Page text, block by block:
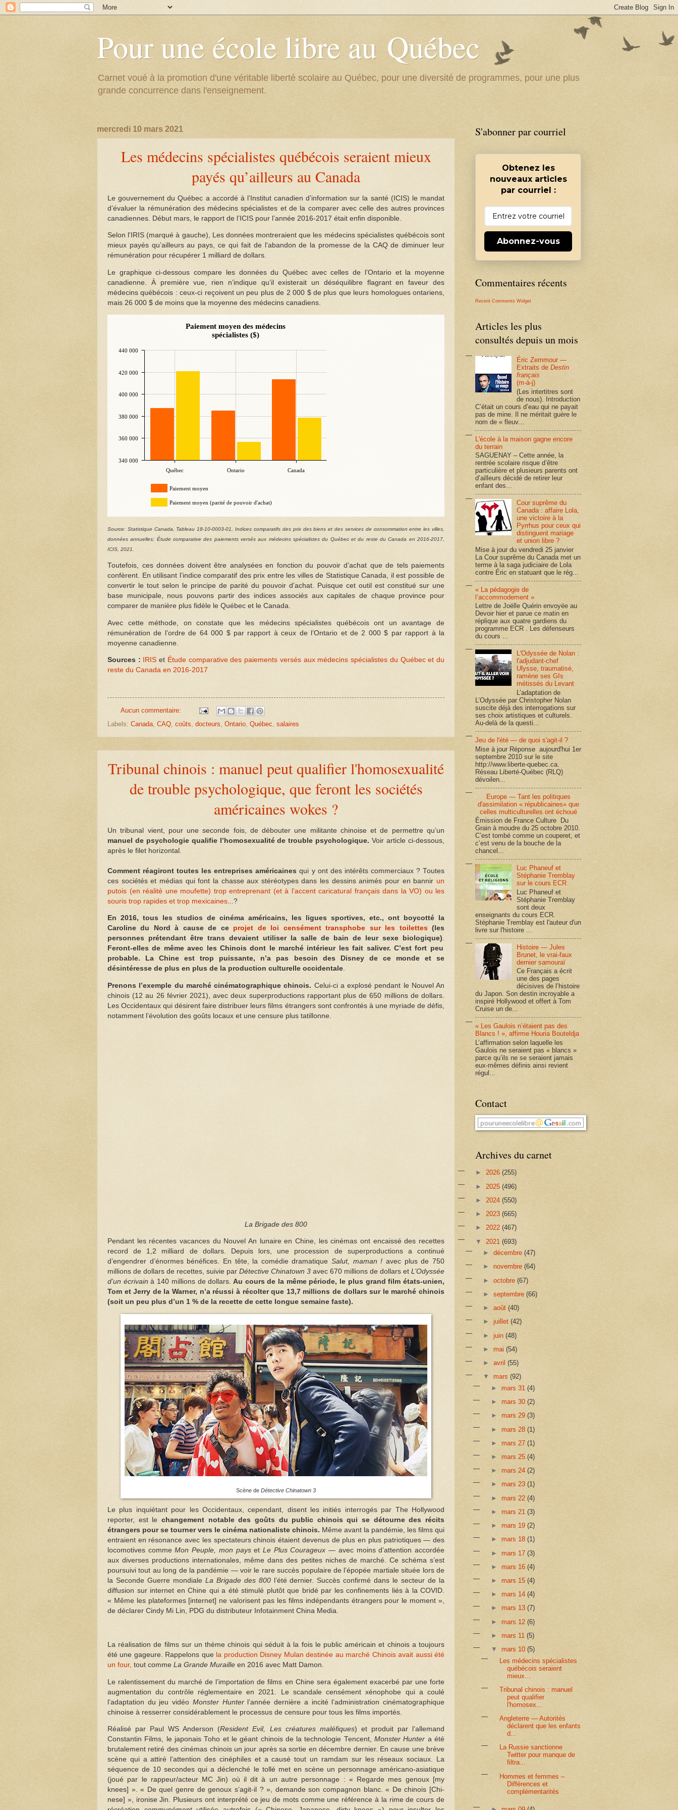
Pour une école libre au Québec
Carnet voué à la promotion d'une véritable liberté scolaire au Québec, pour une diversité de programmes, pour une plus
grande concurrence dans l'enseignement.
mercredi 10 mars 2021
Les médecins spécialistes québécois seraient mieux
payés qu’ailleurs au Canada
Le gouvernement du Québec a accordé à l’Institut canadien d’information sur la santé (ICIS) le mandat
d’évaluer la rémunération des médecins spécialistes et de la comparer avec celle des autres provinces
canadiennes. Début mars, le rapport de l’ICIS pour l’année 2016-2017 était enfin disponible.
Selon l'IRIS (marqué à gauche), Les données montreraient que les médecins spécialistes québécois sont
mieux payés qu’ailleurs au pays, ce qui fait de l'abandon de la promesse de la CAQ de diminuer leur
rémunération pour récupérer 1 milliard de dollars.
Le graphique ci-dessous compare les données du Québec avec celles de l’Ontario et la moyenne
canadienne. À première vue, rien n’indique qu’il existerait un déséquilibre flagrant en faveur des
médecins québécois : ceux-ci reçoivent un peu plus de 2 000 $ de plus que leurs homologues ontariens,
mais 26 000 $ de moins que la moyenne des médecins canadiens.
Paiement moyen des médecins
spécialistes ($)
Québec Ontario Canada
340 000
360 000
380 000
400 000
420 000
440 000
Paiement moyen
Paiement moyen (parité de pouvoir d'achat)
Source: Statistique Canada, Tableau 18-10-0003-01, Indices comparatifs des prix des biens et des services de consommation entre les villes,
données annuelles; Étude comparative des paiements versés aux médecins spécialistes du Québec et du reste du Canada en 2016-2017,
ICIS, 2021.
Toutefois, ces données doivent être analysées en fonction du pouvoir d’achat que de tels paiements
confèrent. En utilisant l’indice comparatif des prix entre les villes de Statistique Canada, il est possible de
convertir le tout selon le principe de parité du pouvoir d’achat. Puisque cet outil est constitué sur une
base municipale, nous pouvons partir des indices associés aux capitales de chaque province pour
comparer de manière plus fidèle le Québec et le Canada.
Avec cette méthode, on constate que les médecins spécialistes québécois ont un avantage de
rémunération de l’ordre de 64 000 $ par rapport à ceux de l’Ontario et de 2 000 $ par rapport à la
moyenne canadienne.
Sources : IRIS et Étude comparative des paiements versés aux médecins spécialistes du Québec et du
reste du Canada en 2016-2017
Aucun commentaire:
Labels: Canada, CAQ, coûts, docteurs, Ontario, Québec, salaires
Tribunal chinois : manuel peut qualifier l'homosexualité
de trouble psychologique, que feront les sociétés
américaines wokes ?
Un tribunal vient, pour une seconde fois, de débouter une militante chinoise et de permettre qu’un
manuel de psychologie qualifie l’homosexualité de trouble psychologique. Voir article ci-dessous,
après le filet horizontal.
Comment réagiront toutes les entreprises américaines qui y ont des intérêts commerciaux ? Toutes
ces sociétés et médias qui font la chasse aux stéréotypes dans les dessins animés pour en bannir un
putois (en réalité une moufette) trop entreprenant (et à l’accent caricatural français dans la VO) ou les
souris trop rapides et trop mexicaines ...?
En 2016, tous les studios de cinéma américains, les ligues sportives, etc., ont boycotté la
Caroline du Nord à cause de ce projet de loi censément transphobe sur les toilettes(les
personnes prétendant être trans devaient utiliser la salle de bain de leur sexe biologique).
Feront-elles de même avec les Chinois dont le marché intérieur les fait saliver. C’est fort peu
probable. La Chine est trop puissante, n’a pas besoin des Disney de ce monde et se
désintéresse de plus en plus de la production culturelle occidentale.
Prenons l’exemple du marché cinématographique chinois. Celui-ci a explosé pendant le Nouvel An
chinois (12 au 26 février 2021), avec deux superproductions rapportant plus de 650 millions de dollars.
Les Occidentaux qui désirent faire distribuer leurs films étrangers sont confrontés à une myriade de défis,
notamment l’évolution des goûts locaux et une censure plus tatillonne.
La Brigade des 800
Pendant les récentes vacances du Nouvel An lunaire en Chine, les cinémas ont encaissé des recettes
record de 1,2 milliard de dollars. Depuis lors, une procession de superproductions a continué
d’engendrer d’énormes bénéfices. En tête, la comédie dramatiqueSalut, maman ! avec plus de 750
millions de dollars de recettes, suivie par Détective Chinatown 3 avec 670 millions de dollars et L’Odyssée
d’un écrivainà 140 millions de dollars. Au cours de la même période, le plus grand film états-unien,
Tom et Jerry de la Warner, n’a réussi à récolter que 13,7 millions de dollars sur le marché chinois
(soit un peu plus d’un 1 % de la recette de cette longue semaine faste).
Scène de Détective Chinatown 3
Le plus inquiétant pour les Occidentaux, cependant, disent les initiés interrogés par The Hollywood
reporter, est le changement notable des goûts du public chinois qui se détourne des récits
étrangers pour se tourner vers le cinéma nationaliste chinois. Même avant la pandémie, les films qui
entraient en résonance avec les spectateurs chinois étaient devenus de plus en plus patriotiques — des
locomotives commeMon Peuple, mon paysetLe Plus Courageux — avec moins d’attention accordée
aux diverses productions internationales, même dans des petites niches de marché. Ce schéma s’est
poursuivi tout au long de la pandémie — voir le rare succès populaire de l’épopée martiale située lors de
la Seconde Guerre mondiale La Brigade des 800l’été dernier. Succès confirmé dans le secteur de la
diffusion sur internet en Chine qui a été stimulé plutôt que bridé par les confinements liés à la COVID.
« Même les plateformes [internet] ne valorisent pas les films indépendants étrangers pour le moment »,
de déclarer Cindy Mi Lin, PDG du distributeur Infotainment China Media.
La réalisation de films sur un thème chinois qui séduit à la fois le public américain et chinois a toujours
été une gageure. Rappelons que la production Disney Mulan destinée au marché Chinois avait aussi été
un four, tout comme La Grande Muraille en 2016 avec Matt Damon.
Le ralentissement du marché de l’importation de films en Chine sera également exacerbé par une forte
augmentation du contrôle réglementaire en 2021. Le scandale censément xénophobe qui a coulé
l’adaptation du jeu vidéo Monster Hunterl’année dernière a incité l’administration cinématographique
chinoise à resserrer considérablement le processus de censure pour tous les films importés.
Réalisé par Paul WS Anderson (Resident Evil, Les créatures maléfiques) et produit par l’allemand
Constantin Films, le japonais Toho et le géant chinois de la technologie Tencent,Monster Hunter a été
brutalement retiré des cinémas chinois un jour après sa sortie en décembre dernier. En cause une brève
scène qui a attiré l’attention des cinéphiles et a causé tout un ramdam sur les réseaux sociaux. La
séquence de 10 secondes qui a déclenché le tollé met en scène un personnage américano-asiatique
(joué par le rappeur/acteur MC Jin) où il dit à un autre personnage : « Regarde mes genoux [my
knees] ». « De quel genre de genoux s’agit-il ? », demande son compagnon blanc. « De chinois [Chi-
nese] », ironise Jin. Plusieurs ont interprété ce jeu de mots comme une référence à la rime de cours de
S'abonner par courriel
Obtenez les
nouveaux articles
par courriel :
Abonnez-vous
Commentaires récents
Recent Comments Widget
Articles les plus
consultés depuis un mois
Éric Zemmour —
Extraits deDestin
français
(m-à-j)
(Les intertitres sont
de nous). Introduction
C’était un cours d’eau qui ne payait
pas de mine. Il ne méritait guère le
nom de « fleuv...
L'école à la maison gagne encore
du terrain
SAGUENAY – Cette année, la
rentrée scolaire risque d’être
particulière et plusieurs parents ont
d’ailleurs décidé de retirer leur
enfant des...
Cour suprême du
Canada : affaire Lola,
une victoire à la
Pyrrhus pour ceux qui
distinguent mariage
et union libre ?
Mise à jour du vendredi 25 janvier
La Cour suprême du Canada met un
terme à la saga judiciaire de Lola
contre Éric en statuant que le rég...
« La pédagogie de
l’accommodement »
Lettre de Joëlle Quérin envoyée au
Devoir hier et parue ce matin en
réplique aux quatre gardiens du
programme ECR . Les défenseurs
du cours ...
L'Odyssée de Nolan :
l'adjudant-chef
Ulysse, traumatisé,
ramène ses GIs
métissés du Levant
L’adaptation de
L’Odyssée par Christopher Nolan
suscite déjà des interrogations sur
ses choix artistiques et culturels.
Au-delà de la questi...
Jeu de l'été — de quoi s'agit-il ?
Mise à jour Réponse aujourd'hui 1er
septembre 2010 sur le site
http://www.liberte-quebec.ca.
Réseau Liberté-Québec (RLQ)
dévoilen...
Europe — Tant les politiques
d'assimilation « républicaines» que
celles multiculturelles ont échoué
Émission de France Culture Du
Grain à moudre du 25 octobre 2010.
C’est tombé comme un couperet, et
c’est venu de la bouche de la
chancel...
Luc Phaneuf et
Stéphanie Tremblay
sur le cours ECR
Luc Phaneuf et
Stéphanie Tremblay
sont deux
enseignants du cours ECR.
Stéphanie Tremblay est l'auteur d'un
livre sur l'histoire ...
Histoire — Jules
Brunet, le vrai-faux
dernier samouraï
Ce Français a écrit
une des pages
décisives de l’histoire
du Japon. Son destin incroyable a
inspiré Hollywood et offert à Tom
Cruise un de...
« Les Gaulois n’étaient pas des
Blancs ! », affirme Houria Bouteldja
L’affirmation selon laquelle les
Gaulois ne seraient pas « blancs »
parce qu’ils ne se seraient jamais
eux-mêmes définis ainsi revient
régul...
Contact
Archives du carnet
► 2026 (255)
► 2025 (496)
► 2024 (550)
► 2023 (665)
► 2022 (467)
▼ 2021 (693)
►décembre(47)
►novembre(64)
►octobre(67)
►septembre(66)
►août(40)
►juillet(42)
►juin(48)
►mai(54)
►avril(55)
▼ mars(92)
► mars 31 (4)
► mars 30 (2)
► mars 29 (3)
► mars 28 (1)
► mars 27 (1)
► mars 25 (4)
► mars 24 (2)
► mars 23 (1)
► mars 22 (4)
► mars 21 (3)
► mars 19 (2)
► mars 18 (1)
► mars 17 (3)
► mars 16 (4)
► mars 15 (4)
► mars 14 (4)
► mars 13 (7)
► mars 12 (6)
► mars 11 (5)
▼ mars 10 (5)
Les médecins spécialistes
québécois seraient
mieux...
Tribunal chinois : manuel
peut qualifier
l'homosex...
Angleterre — Autorités
déclarent que les enfants
d...
La Russie sanctionne
Twitter pour manque de
filtra...
Hommes et femmes –
Différences et
complémentarités